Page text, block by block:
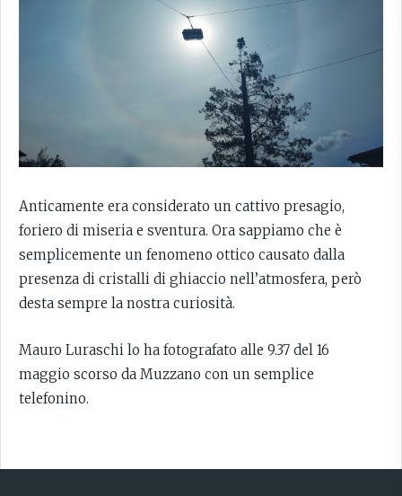
Anticamente era considerato un cattivo presagio,
foriero di miseria e sventura. Ora sappiamo che è
semplicemente un fenomeno ottico causato dalla
presenza di cristalli di ghiaccio nell’atmosfera, però
desta sempre la nostra curiosità.
Mauro Luraschi lo ha fotografato alle 9.37 del 16
maggio scorso da Muzzano con un semplice
telefonino.